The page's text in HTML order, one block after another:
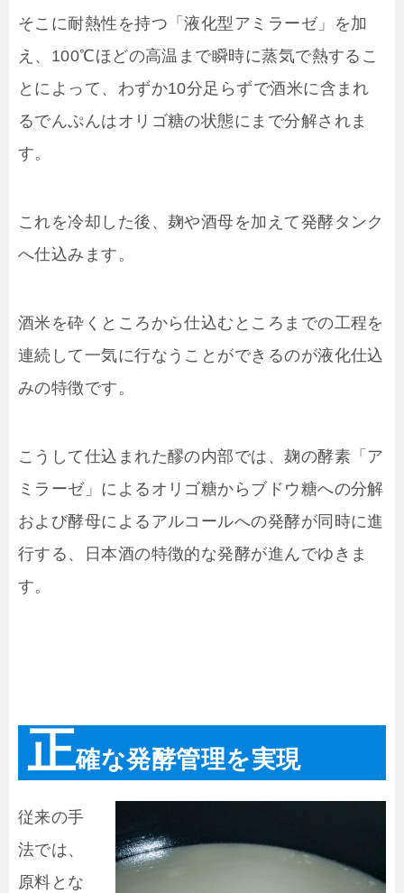
そこに耐熱性を持つ「液化型アミラーゼ」を加
え、100℃ほどの高温まで瞬時に蒸気で熱するこ
とによって、わずか10分足らずで酒米に含まれ
るでんぷんはオリゴ糖の状態にまで分解されま
す。
これを冷却した後、麹や酒母を加えて発酵タンク
へ仕込みます。
酒米を砕くところから仕込むところまでの工程を
連続して一気に行なうことができるのが液化仕込
みの特徴です。
こうして仕込まれた醪の内部では、麹の酵素「ア
ミラーゼ」によるオリゴ糖からブドウ糖への分解
および酵母によるアルコールへの発酵が同時に進
行する、日本酒の特徴的な発酵が進んでゆきま
す。
正確な発酵管理を実現
従来の手
法では、
原料とな